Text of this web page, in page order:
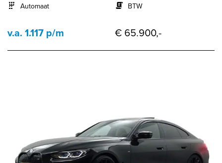
Automaat
BTW
v.a. 1.117 p/m € 65.900,-